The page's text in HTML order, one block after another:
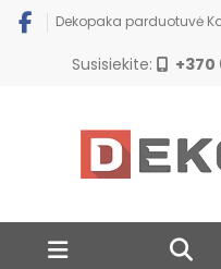
Dekopaka parduotuvė
Susisiekite: +370